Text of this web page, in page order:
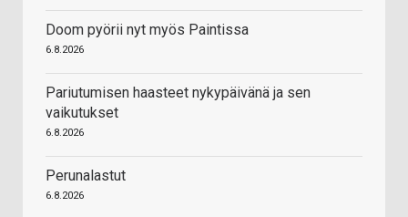
Doom pyörii nyt myös Paintissa
6.8.2026
Pariutumisen haasteet nykypäivänä ja sen
vaikutukset
6.8.2026
Perunalastut
6.8.2026